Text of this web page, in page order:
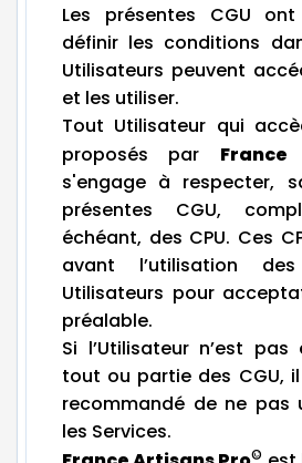
Les présentes CGU
définir les conditions
Utilisateurs peuvent
et les utiliser.
Tout Utilisateur qui
proposés par
s'engage à respecter,
présentes CGU,
échéant, des CPU. Ces
avant l’utilisation
Utilisateurs pour
préalable.
Si l’Utilisateur n’est
tout ou partie des CGU,
recommandé de ne pas
les Services.
©